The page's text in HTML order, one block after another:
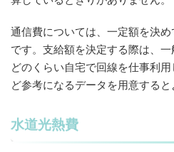
通信費については、一定額を決
です。支給額を決定する際は、
どのくらい自宅で回線を仕事利
ど参考になるデータを用意すると
水道光熱費